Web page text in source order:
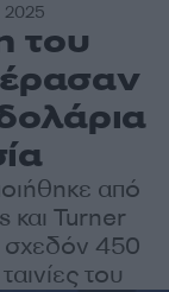
2025
του
από
και Turner
σχεδόν 450
του